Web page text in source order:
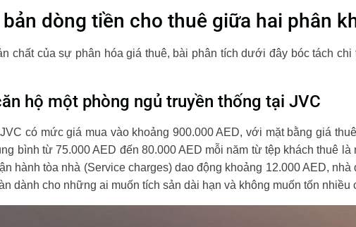
dòng tiền cho thuê giữa hai phân
chất của sự phân hóa giá thuê, bài phân tích dưới đây bóc tách chi
hộ một phòng ngủ truyền thống tại JVC
có mức giá mua vào khoảng 900.000 AED, với mặt bằng giá
bình từ 75.000 AED đến 80.000 AED mỗi năm từ tệp khách thuê
hành tòa nhà (Service charges) dao động khoảng 12.000 AED,
dành cho những ai muốn tích sản dài hạn và không muốn tốn nhiều